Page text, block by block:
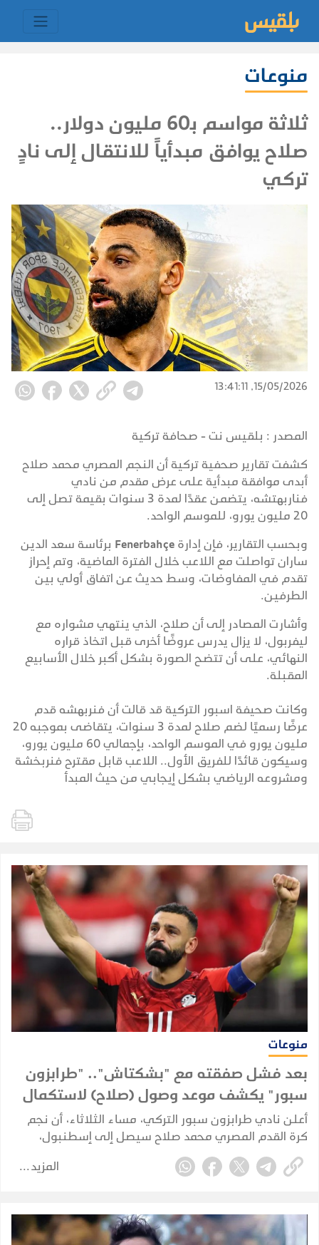
منوعات
ثلاثة مواسم بـ60 مليون دولار..
صلاح يوافق مبدأياً للانتقال إلى نادٍ
تركي
15/05/2026, 13:41:11
المصدر : بلقيس نت - صحافة تركية
كشفت تقارير صحفية تركية أن النجم المصري محمد صلاح
أبدى موافقة مبدأية على عرض مقدم من نادي
فناربهتشه، يتضمن عقدًا لمدة 3 سنوات بقيمة تصل إلى
20 مليون يورو، للموسم الواحد.
وبحسب التقارير، فإن إدارة Fenerbahçe برئاسة سعد الدين
ساران تواصلت مع اللاعب خلال الفترة الماضية، وتم إحراز
تقدم في المفاوضات، وسط حديث عن اتفاق أولي بين
الطرفين.
وأشارت المصادر إلى أن صلاح، الذي ينتهي مشواره مع
ليفربول، لا يزال يدرس عروضًا أخرى قبل اتخاذ قراره
النهائي، على أن تتضح الصورة بشكل أكبر خلال الأسابيع
المقبلة.
وكانت صحيفة اسبور التركية قد قالت أن فنربهشه قدم
عرضًا رسميًا لضم صلاح لمدة 3 سنوات، يتقاضى بموجبه 20
مليون يورو في الموسم الواحد، بإجمالي 60 مليون يورو،
وسيكون قائدًا للفريق الأول.. اللاعب قابل مقترح فنربخشة
ومشروعه الرياضي بشكل إيجابي من حيث المبدأ
منوعات
بعد فشل صفقته مع "بشكتاش".. "طرابزون
سبور" يكشف موعد وصول (صلاح) لاستكمال
إجراءات انتقاله
أعلن نادي طرابزون سبور التركي، مساء الثلاثاء، أن نجم
كرة القدم المصري محمد صلاح سيصل إلى إسطنبول،
الأربعاء، لاستكمال إجراءات انتقاله إلى صفوف الفريق، بعد
إعلان بدء مفاوضات التعاقد معه.
المزيد